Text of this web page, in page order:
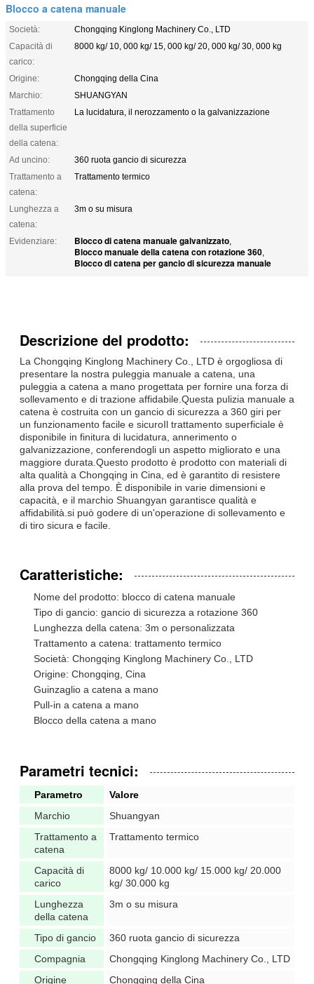
Blocco a catena manuale
Società:
Chongqing Kinglong Machinery Co., LTD
Capacità di
carico:
8000 kg/ 10, 000 kg/ 15, 000 kg/ 20, 000 kg/ 30, 000 kg
Origine:
Chongqing della Cina
Marchio:
SHUANGYAN
Trattamento
della superficie
della catena:
La lucidatura, il nerozzamento o la galvanizzazione
Ad uncino:
360 ruota gancio di sicurezza
Trattamento a
catena:
Trattamento termico
Lunghezza a
catena:
3m o su misura
Evidenziare: Blocco di catena manuale galvanizzato,
Blocco manuale della catena con rotazione 360,
Blocco di catena per gancio di sicurezza manuale
Descrizione del prodotto:
La Chongqing Kinglong Machinery Co., LTD è orgogliosa di
presentare la nostra puleggia manuale a catena, una
puleggia a catena a mano progettata per fornire una forza di
sollevamento e di trazione affidabile.Questa pulizia manuale a
catena è costruita con un gancio di sicurezza a 360 giri per
un funzionamento facile e sicuroIl trattamento superficiale è
disponibile in finitura di lucidatura, annerimento o
galvanizzazione, conferendogli un aspetto migliorato e una
maggiore durata.Questo prodotto è prodotto con materiali di
alta qualità a Chongqing in Cina, ed è garantito di resistere
alla prova del tempo. È disponibile in varie dimensioni e
capacità, e il marchio Shuangyan garantisce qualità e
affidabilità.si può godere di un'operazione di sollevamento e
di tiro sicura e facile.
Caratteristiche:
Nome del prodotto: blocco di catena manuale
Tipo di gancio: gancio di sicurezza a rotazione 360
Lunghezza della catena: 3m o personalizzata
Trattamento a catena: trattamento termico
Società: Chongqing Kinglong Machinery Co., LTD
Origine: Chongqing, Cina
Guinzaglio a catena a mano
Pull-in a catena a mano
Blocco della catena a mano
Parametri tecnici:
Parametro
Valore
Marchio
Shuangyan
Trattamento a
catena
Trattamento termico
Capacità di
carico
8000 kg/ 10.000 kg/ 15.000 kg/ 20.000
kg/ 30.000 kg
Lunghezza
della catena
3m o su misura
Tipo di gancio
360 ruota gancio di sicurezza
Compagnia
Chongqing Kinglong Machinery Co., LTD
Origine
Chongqing della Cina